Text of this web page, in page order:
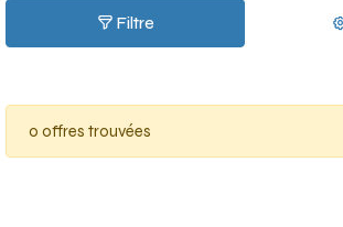
Filtre
0 offres trouvées